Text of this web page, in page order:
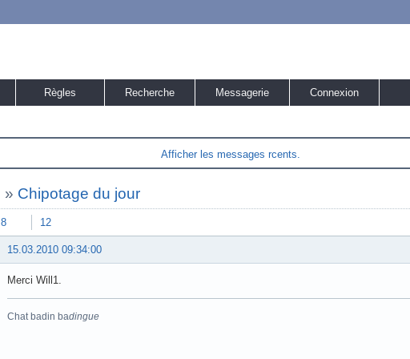
Règles Recherche Messagerie Connexion
Afficher les messages rcents.
» Chipotage du jour
8 12
15.03.2010 09:34:00
Merci Will1.
Chat badin badingue